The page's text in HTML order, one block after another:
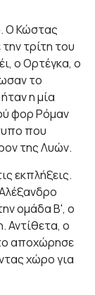
Ο Κώστας
τρίτη του
ο Ορτέγκα, ο
το
η μία
φορ Ρόμαν
που
της Λυών.
εκπλήξεις.
ομάδα Β', ο
Αντίθετα, ο
αποχώρησε
χώρο για